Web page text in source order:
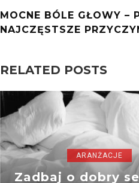
MOCNE BÓLE GŁOWY –
NAJCZĘSTSZE
RELATED POSTS
ARANŻACJE
Zadbaj o dobry